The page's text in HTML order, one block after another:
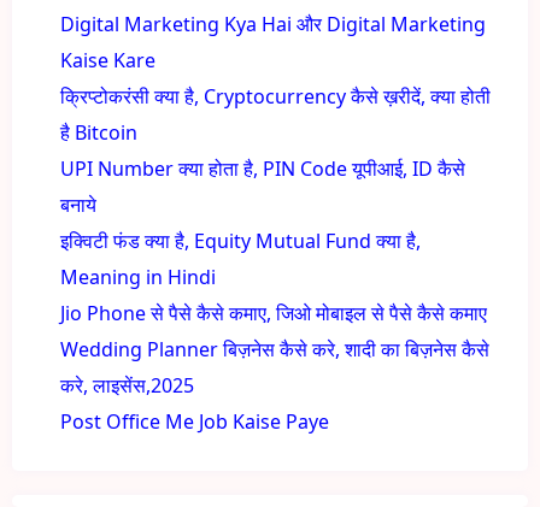
Digital Marketing Kya Hai और Digital Marketing
Kaise Kare
क्रिप्टोकरंसी क्या है, Cryptocurrency कैसे ख़रीदें, क्या होती
है Bitcoin
UPI Number क्या होता है, PIN Code यूपीआई, ID कैसे
बनाये
इक्विटी फंड क्या है, Equity Mutual Fund क्या है,
Meaning in Hindi
Jio Phone से पैसे कैसे कमाए, जिओ मोबाइल से पैसे कैसे कमाए
Wedding Planner बिज़नेस कैसे करे, शादी का बिज़नेस कैसे
करे, लाइसेंस,2025
Post Office Me Job Kaise Paye